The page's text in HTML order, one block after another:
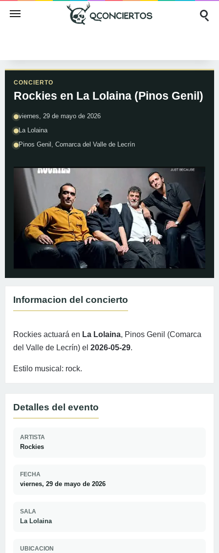
CONCIERTO
Rockies en La Lolaina (Pinos Genil)
viernes, 29 de mayo de 2026
La Lolaina
Pinos Genil, Comarca del Valle de Lecrín
Informacion del concierto
Rockies actuará en La Lolaina, Pinos Genil (Comarca
del Valle de Lecrín) el 2026-05-29.
Estilo musical: rock.
Detalles del evento
ARTISTA
Rockies
FECHA
viernes, 29 de mayo de 2026
SALA
La Lolaina
UBICACION